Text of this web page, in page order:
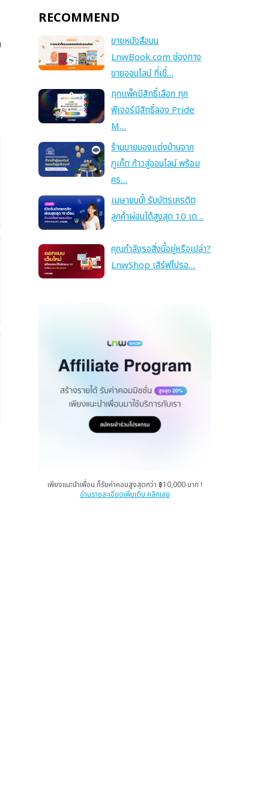
RECOMMEND
ขายหนังสือบน
LnwBook.com ช่องทาง
ขายออนไลน์ ที่เชื่…
ทุกแพ็คมีสิทธิ์เลือก ทุก
ฟีเจอร์มีสิทธิ์ลอง Pride
M…
ร้านขายของแต่งบ้านจาก
ภูเก็ต ก้าวสู่ออนไลน์ พร้อม
คร…
เมษายนนี้! รับบัตรเครดิต
ลูกค้าผ่อนได้สูงสุด 10 เด…
คุณกำลังรอสิ่งนี้อยู่หรือเปล่า?
LnwShop เสิร์ฟโปรอ…
เพียงแนะนำเพื่อน ก็รับค่าคอมสูงสุดกว่า ฿10,000 บาท !
อ่านรายละเอียดเพิ่มเติม คลิกเลย